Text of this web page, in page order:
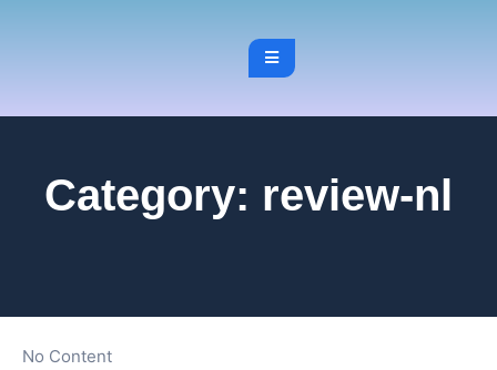
Category: review-nl
No Content